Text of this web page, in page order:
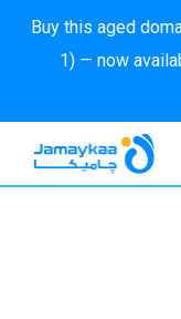
Buy this aged
1) — now